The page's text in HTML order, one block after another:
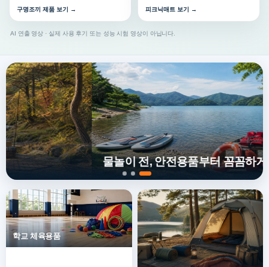
구명조끼 제품 보기 → 피크닉매트 보기 →
AI 연출 영상 · 실제 사용 후기 또는 성능 시험 영상이 아닙니다.